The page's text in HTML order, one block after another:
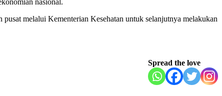
melalui Kementerian Kesehatan untuk selanjutnya melakukan
Spread the love